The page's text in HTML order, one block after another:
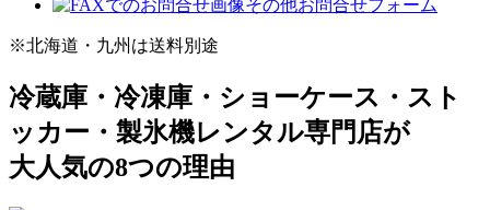
その他お問合せフォーム
※北海道・九州は送料別途
冷蔵庫・冷凍庫・ショーケース・スト
ッカー・製氷機レンタル専門店が
大人気の8つの理由